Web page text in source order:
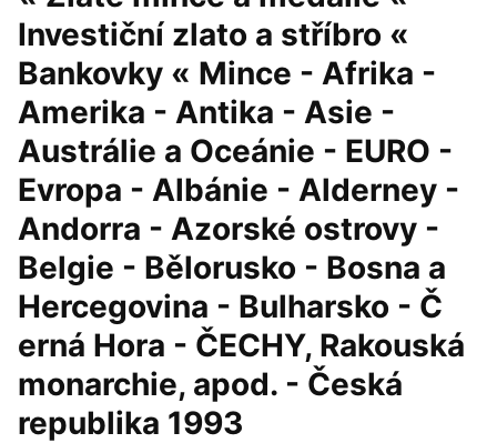
Investiční zlato a stříbro «
Bankovky « Mince - Afrika -
Amerika - Antika - Asie -
Austrálie a Oceánie - EURO -
Evropa - Albánie - Alderney -
Andorra - Azorské ostrovy -
Belgie - Bělorusko - Bosna a
Hercegovina - Bulharsko - Č
erná Hora - ČECHY, Rakouská
monarchie, apod. - Česká
republika 1993